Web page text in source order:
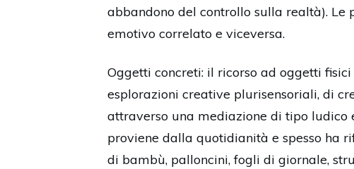
abbandono del controllo sulla realtà). Le
emotivo correlato e viceversa.
Oggetti concreti: il ricorso ad oggetti
esplorazioni creative plurisensoriali, di
attraverso una mediazione di tipo ludico
proviene dalla quotidianità e spesso ha
di bambù, palloncini, fogli di giornale,